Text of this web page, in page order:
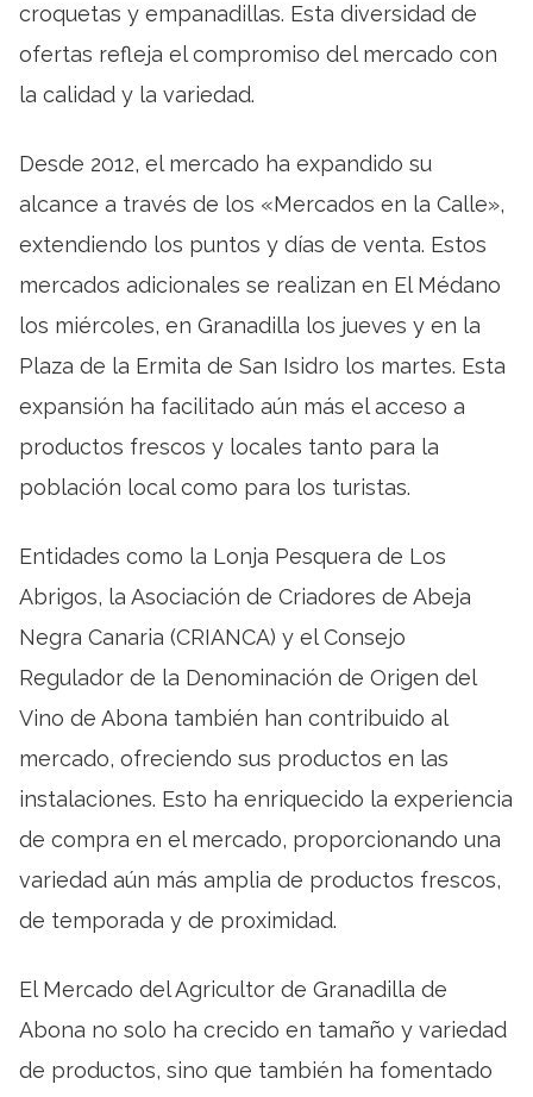
croquetas y empanadillas. Esta diversidad de
ofertas refleja el compromiso del mercado con
la calidad y la variedad.
Desde 2012, el mercado ha expandido su
alcance a través de los «Mercados en la Calle»,
extendiendo los puntos y días de venta. Estos
mercados adicionales se realizan en El Médano
los miércoles, en Granadilla los jueves y en la
Plaza de la Ermita de San Isidro los martes. Esta
expansión ha facilitado aún más el acceso a
productos frescos y locales tanto para la
población local como para los turistas.
Entidades como la Lonja Pesquera de Los
Abrigos, la Asociación de Criadores de Abeja
Negra Canaria (CRIANCA) y el Consejo
Regulador de la Denominación de Origen del
Vino de Abona también han contribuido al
mercado, ofreciendo sus productos en las
instalaciones. Esto ha enriquecido la experiencia
de compra en el mercado, proporcionando una
variedad aún más amplia de productos frescos,
de temporada y de proximidad.
El Mercado del Agricultor de Granadilla de
Abona no solo ha crecido en tamaño y variedad
de productos, sino que también ha fomentado